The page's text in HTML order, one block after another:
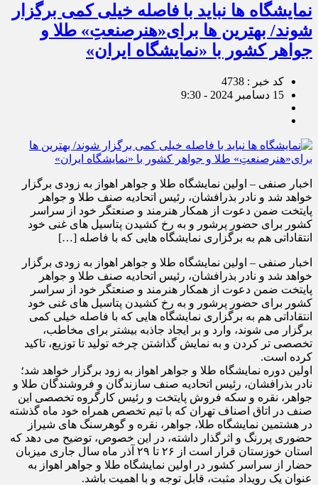
نمایشگاه ها نباید با فاصله خیلی کمی برگزار
شوند/ بهترین ها برای«هنرصنعتِ» طلا و
جواهر کشور با «نمایشگاه ایران»
کد خبر : 4738
15 دسامبر 2024 - 9:30
اخبار صنفی – اولین نمایشگاه طلا و جواهر اهواز به زودی برگزار
خواهد شد و نادر بذرافشان، رئیس اتحادیه صنف طلا و جواهر
پایتخت ضمن دعوت از همکار هنرمند و صنعتگر خود از سراسر
کشور برای حضور پرشور و به رخ کشیدن پتاسیل های غنی خود
انتقاداتی هم به برگزاری نمایشگاه هایی که با فاصله […]
اخبار صنفی – اولین نمایشگاه طلا و جواهر اهواز به زودی برگزار
خواهد شد و نادر بذرافشان، رئیس اتحادیه صنف طلا و جواهر
پایتخت ضمن دعوت از همکار هنرمند و صنعتگر خود از سراسر
کشور برای حضور پرشور و به رخ کشیدن پتاسیل های غنی خود
انتقاداتی هم به برگزاری نمایشگاه هایی که با فاصله خیلی کمی
برگزار می شوند، وارد و بر ایجاد جاذبه بیشتر برای مخاطب،
تخصصی تر کردن و به نمایش گذاشتن چرخه تولید تا توزیع، تاکید
کرده است.
اولین دوره نمایشگاه طلا و جواهر اهواز به زود برگزار خواهد شد؛
نادر بذرافشان، رئیس اتحادیه صنف سازندگان و فروشندگان طلا و
جواهر، نقره و سکه فروش پایتخت و رئیس کارگروه تخصصی این
صنف در اتاق اصناف تهران که با تیم تخصص همراه خود ماه گذشته
در هشتمین نمایشگاه طلا، جواهر، نقره و گوهرسنگ های شیراز
حضوری پررنگ و اثرگذار داشته، در این خصوص، توضیح می دهد که
استان خوزستان قرار است از ۲۶ تا ۲۹ آذر ماه سال جاری میزبان
حضار از سراسر کشور در اولین نمایشگاه طلا و جواهر اهواز به
عنوان یک رویداد مثبت، قابل توجه و با اهمیت باشد.